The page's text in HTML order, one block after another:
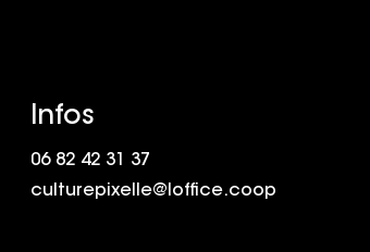
Infos
06 82 42 31 37
culturepixelle@loffice.coop